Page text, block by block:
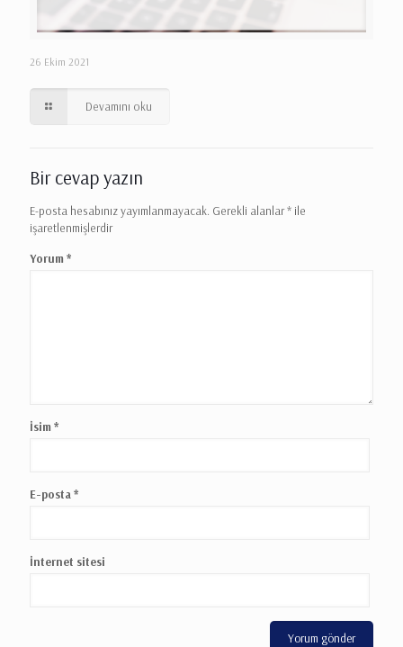
26 Ekim 2021
Devamını oku
Bir cevap yazın
E-posta hesabınız yayımlanmayacak. Gerekli alanlar* ile
işaretlenmişlerdir
Yorum *
İsim *
E-posta *
İnternet sitesi